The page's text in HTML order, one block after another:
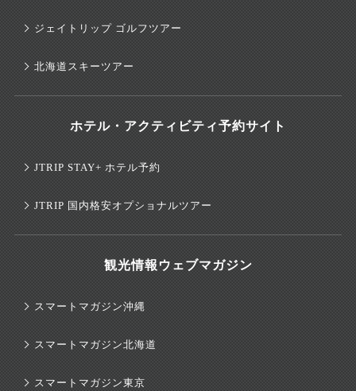
ジェイトリップ ゴルフツアー
北海道スキーツアー
ホテル・アクティビティ予約サイト
JTRIP STAY+ ホテル予約
JTRIP 国内格安オプショナルツアー
観光情報ウェブマガジン
スマートマガジン沖縄
スマートマガジン北海道
スマートマガジン東京